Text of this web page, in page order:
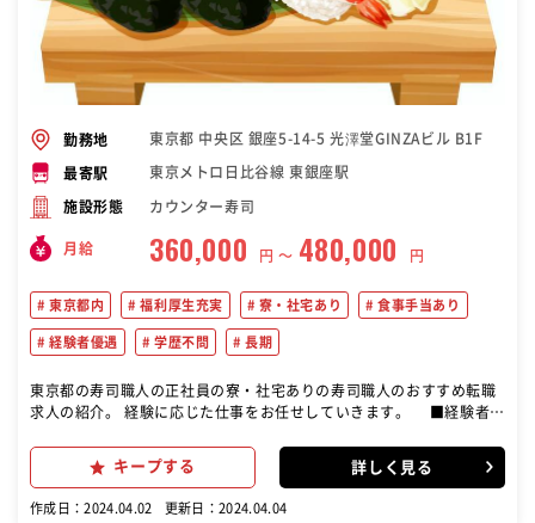
勤務地 東京都 中央区 銀座5-14-5 光澤堂GINZAビル B1F
最寄駅 東京メトロ日比谷線 東銀座駅
施設形態 カウンター寿司
月給 360,000 円 〜 480,000 円
東京都内 福利厚生充実 寮・社宅あり 食事手当あり
経験者優遇 学歴不問 長期
東京都の寿司職人の正社員の寮・社宅ありの寿司職人のおすすめ転職
求人の紹介。 経験に応じた仕事をお任せしていきます。 ■経験者
ます。 ■見習い 魚の仕込みや軍艦、巻物、簡単な料理や仕込みなどか
ら徐々に覚えていただきます。 経験や技術レベルに合わせた仕事をお
キープする 詳しく見る
作成日：2024.04.02 更新日：2024.04.04